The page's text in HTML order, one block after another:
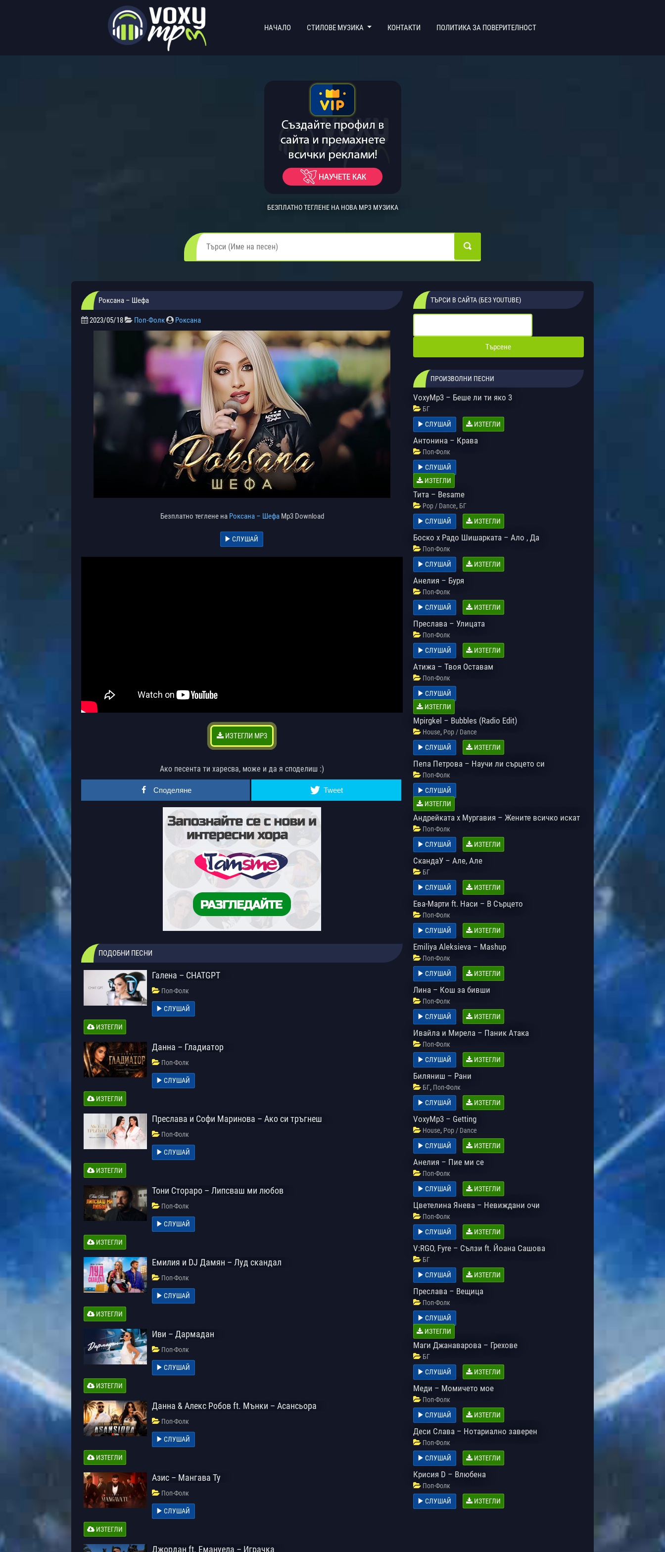
НАЧАЛО (CURRENT)
СТИЛОВЕ МУЗИКА КОНТАКТИ ПОЛИТИКА ЗА ПОВЕРИТЕЛНОСТ
БЕЗПЛАТНО ТЕГЛЕНЕ НА НОВА MP3 МУЗИКА
Роксана – Шефа
2023/05/18 Поп-Фолк Роксана
Безплатно теглене на Роксана – ШефаMp3 Download
СЛУШАЙ
ИЗТЕГЛИ MP3
Ако песента ти харесва, може и да я споделиш :)
Споделяне Tweet
ПОДОБНИ ПЕСНИ
Галена – CHATGPT
Поп-Фолк
СЛУШАЙ
ИЗТЕГЛИ
Данна – Гладиатор
Поп-Фолк
СЛУШАЙ
ИЗТЕГЛИ
Преслава и Софи Маринова – Ако си тръгнеш
Поп-Фолк
СЛУШАЙ
ИЗТЕГЛИ
Тони Стораро – Липсваш ми любов
Поп-Фолк
СЛУШАЙ
ИЗТЕГЛИ
Емилия и DJ Дамян – Луд скандал
Поп-Фолк
СЛУШАЙ
ИЗТЕГЛИ
Иви – Дармадан
Поп-Фолк
СЛУШАЙ
ИЗТЕГЛИ
Данна & Алекс Робов ft. Мънки – Асансьора
Поп-Фолк
СЛУШАЙ
ИЗТЕГЛИ
Азис – Мангава Ту
Поп-Фолк
СЛУШАЙ
ИЗТЕГЛИ
Джордан ft. Емануела – Играчка
ТЪРСИ В САЙТА (БЕЗ YOUTUBE)
ПРОИЗВОЛНИ ПЕСНИ
VoxyMp3 – Беше ли ти яко 3
БГ
СЛУШАЙ
ИЗТЕГЛИ
Антонина – Крава
Поп-Фолк
СЛУШАЙ
ИЗТЕГЛИ
Тита – Besame
Pop / Dance, БГ
СЛУШАЙ
ИЗТЕГЛИ
Боско x Радо Шишарката – Ало , Да
Поп-Фолк
СЛУШАЙ
ИЗТЕГЛИ
Анелия – Буря
Поп-Фолк
СЛУШАЙ
ИЗТЕГЛИ
Преслава – Улицата
Поп-Фолк
СЛУШАЙ
ИЗТЕГЛИ
Атижа – Твоя Оставам
Поп-Фолк
СЛУШАЙ
ИЗТЕГЛИ
Mpirgkel – Bubbles (Radio Edit)
House, Pop / Dance
СЛУШАЙ
ИЗТЕГЛИ
Пепа Петрова – Научи ли сърцето си
Поп-Фолк
СЛУШАЙ
ИЗТЕГЛИ
Андрейката x Мургавия – Жените всичко искат
Поп-Фолк
СЛУШАЙ
ИЗТЕГЛИ
СкандаУ – Але, Але
БГ
СЛУШАЙ
ИЗТЕГЛИ
Ева-Марти ft. Наси – В Сърцето
Поп-Фолк
СЛУШАЙ
ИЗТЕГЛИ
Emiliya Aleksieva – Mashup
Поп-Фолк
СЛУШАЙ
ИЗТЕГЛИ
Лина – Кош за бивши
Поп-Фолк
СЛУШАЙ
ИЗТЕГЛИ
Ивайла и Мирела – Паник Атака
Поп-Фолк
СЛУШАЙ
ИЗТЕГЛИ
Биляниш – Рани
БГ, Поп-Фолк
СЛУШАЙ
ИЗТЕГЛИ
VoxyMp3 – Getting
House, Pop / Dance
СЛУШАЙ
ИЗТЕГЛИ
Анелия – Пие ми се
Поп-Фолк
СЛУШАЙ
ИЗТЕГЛИ
Цветелина Янева – Невиждани очи
Поп-Фолк
СЛУШАЙ
ИЗТЕГЛИ
V:RGO, Fyre – Сълзи ft. Йоана Сашова
БГ
СЛУШАЙ
ИЗТЕГЛИ
Преслава – Вещица
Поп-Фолк
СЛУШАЙ
ИЗТЕГЛИ
Маги Джанаварова – Грехове
БГ
СЛУШАЙ
ИЗТЕГЛИ
Меди – Момичето мое
Поп-Фолк
СЛУШАЙ
ИЗТЕГЛИ
Деси Слава – Нотариално заверен
Поп-Фолк
СЛУШАЙ
ИЗТЕГЛИ
Крисия D – Влюбена
Поп-Фолк
СЛУШАЙ
ИЗТЕГЛИ